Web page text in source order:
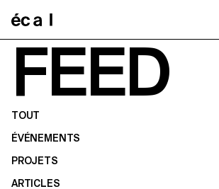
FEED
TOUT
ÉVÉNEMENTS
PROJETS
ARTICLES